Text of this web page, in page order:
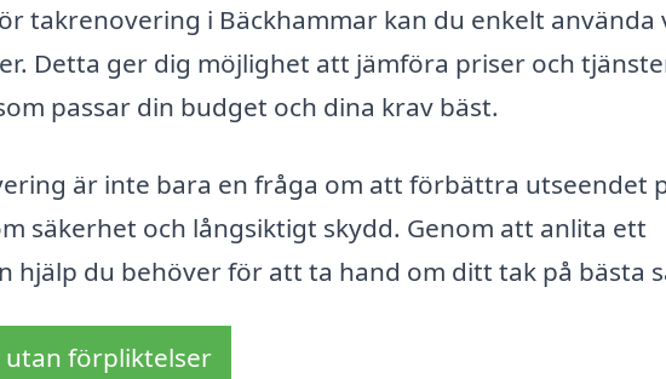
takrenovering i Bäckhammar kan du enkelt använda
Detta ger dig möjlighet att jämföra priser och
passar din budget och dina krav bäst.
är inte bara en fråga om att förbättra utseendet
säkerhet och långsiktigt skydd. Genom att anlita ett
hjälp du behöver för att ta hand om ditt tak på bästa
utan förpliktelser